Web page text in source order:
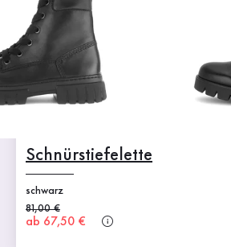
Schnürstiefelette
schwarz
Alter Preis
81,00 €
Neuer Preis
ab 67,50 €